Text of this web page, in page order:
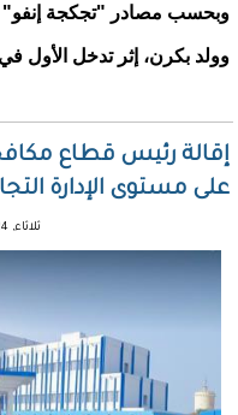
وبحسب مصادر "تجكجة إنفو"
وولد بكرن، إثر تدخل الأول
على مستوى الإدارة
ثلاثاء, 19/03/2024 - 15:46